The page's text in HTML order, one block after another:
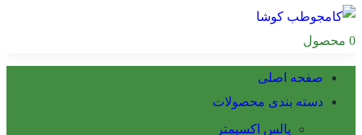
0 محصول
صفحه اصلی
دسته بندی محصولات
پالس اکسیمتر